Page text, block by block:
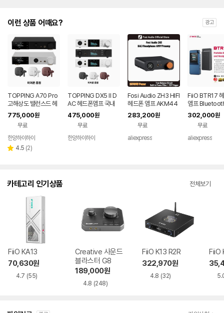
이런 상품 어때요? 광고
TOPPING A70 Pro
고해상도 밸런스드 헤
드폰앰프 프리앰프
775,000원
무료
한양하이하이
별 4.5 리
(2)
TOPPING DX5 II D
AC 헤드폰앰프 국내
정식 수입품
475,000원
무료
한양하이하이
Fosi Audio ZH3 HIFI
헤드폰 앰프 AKM44
93SEQ 데스크탑 DA
C 완전 밸런스드 프리
앰프(리모트 12V 트리
거 입력 포함)
283,200원
무료
aliexpress
FiiO BTR17
앰프
수신기,
무손실 지원,
휴대용 DAC
2Bit DSD512
302,000원
무료
aliexpress
카테고리 인기상품 전체보기
FiiO KA13
70,630원
4.7 (55)
Creative 사운드
블라스터 G8
189,000원
4.8 (248)
FiiO K13 R2R
322,970원
4.8 (32)
FiiO